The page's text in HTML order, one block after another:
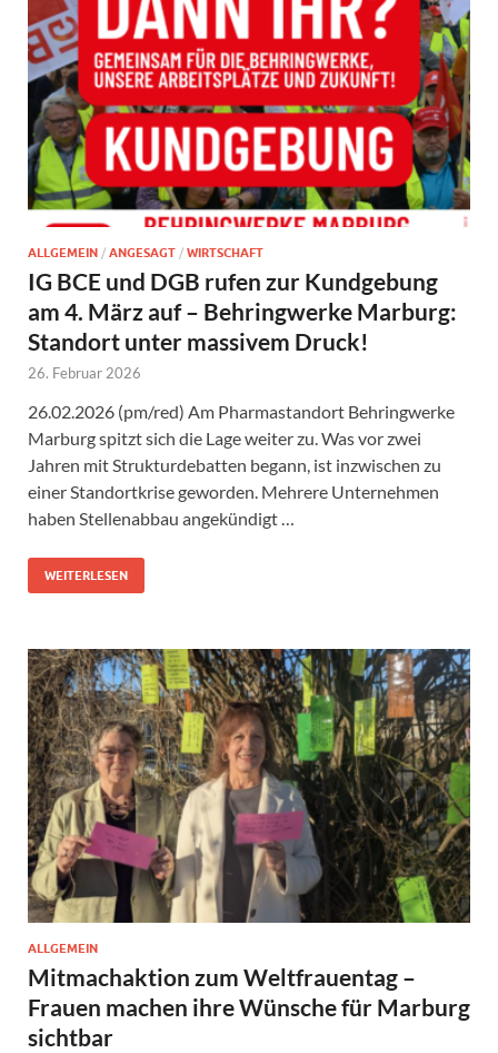
ALLGEMEIN / ANGESAGT / WIRTSCHAFT
IG BCE und DGB rufen zur Kundgebung
am 4. März auf – Behringwerke Marburg:
Standort unter massivem Druck!
26. Februar 2026
26.02.2026 (pm/red) Am Pharmastandort Behringwerke
Marburg spitzt sich die Lage weiter zu. Was vor zwei
Jahren mit Strukturdebatten begann, ist inzwischen zu
einer Standortkrise geworden. Mehrere Unternehmen
haben Stellenabbau angekündigt …
WEITERLESEN
ALLGEMEIN
Mitmachaktion zum Weltfrauentag –
Frauen machen ihre Wünsche für Marburg
sichtbar